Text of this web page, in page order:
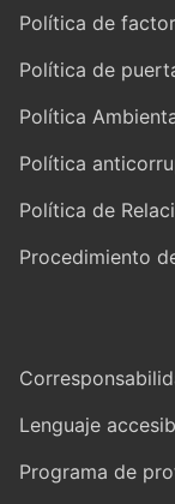
Política de
Política de
Política
Política
Política de
Procedimiento
Lenguaje
Programa de